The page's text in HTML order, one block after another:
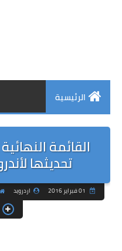
الرئيسية
القائمة
تحديثها
اردرويد